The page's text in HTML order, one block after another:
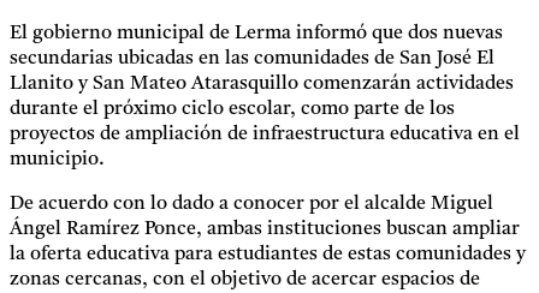
El gobierno municipal de Lerma informó que dos nuevas
secundarias ubicadas en las comunidades de San José El
Llanito y San Mateo Atarasquillo comenzarán actividades
durante el próximo ciclo escolar, como parte de los
proyectos de ampliación de infraestructura educativa en el
municipio.
De acuerdo con lo dado a conocer por el alcalde Miguel
Ángel Ramírez Ponce, ambas instituciones buscan ampliar
la oferta educativa para estudiantes de estas comunidades y
zonas cercanas, con el objetivo de acercar espacios de